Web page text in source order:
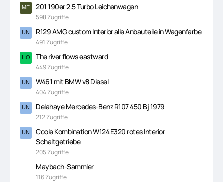
201 190er 2.5 Turbo Leichenwagen
598 Zugriffe
R129 AMG custom Interior alle Anbauteile in Wagenfarbe
491 Zugriffe
The river flows eastward
449 Zugriffe
W461 mit BMW v8 Diesel
404 Zugriffe
Delahaye Mercedes-Benz R107 450 Bj 1979
212 Zugriffe
Coole Kombination W124 E320 rotes Interior
Schaltgetriebe
205 Zugriffe
Maybach-Sammler
116 Zugriffe